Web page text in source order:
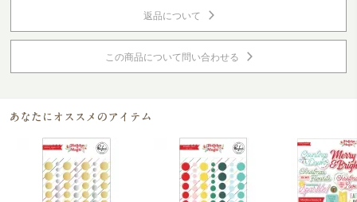
返品について
この商品について問い合わせる